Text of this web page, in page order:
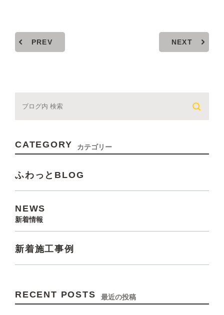
PREV NEXT
CATEGORY カテゴリー
ふわっとBLOG
NEWS
新着情報
新着施工事例
RECENT POSTS 最近の投稿